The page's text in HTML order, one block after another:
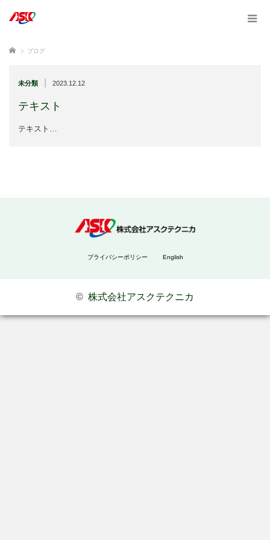
ホーム ブログ
未分類 2023.12.12
テキスト
テキスト…
プライバシーポリシー English
© 株式会社アスクテクニカ